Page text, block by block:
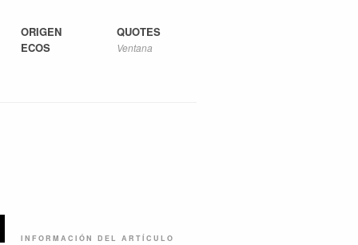
ORIGEN
ECOS
QUOTES
Ventana
INFORMACIÓN DEL ARTÍCULO